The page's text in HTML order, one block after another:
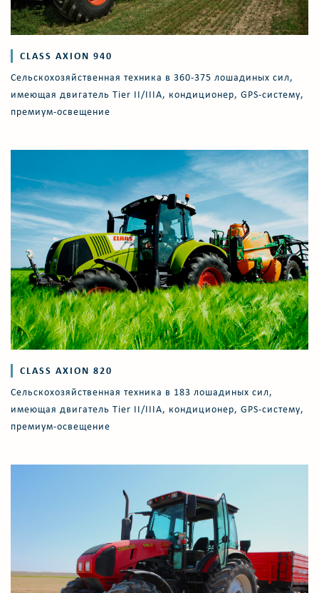
CLASS AXION 940
Cельскохозяйственная техника в 360-375 лошадиных сил,
имеющая двигатель Tier II/IIIА, кондиционер, GPS-систему,
премиум-освещение
CLASS AXION 820
Cельскохозяйственная техника в 183 лошадиных сил,
имеющая двигатель Tier II/IIIА, кондиционер, GPS-систему,
премиум-освещение